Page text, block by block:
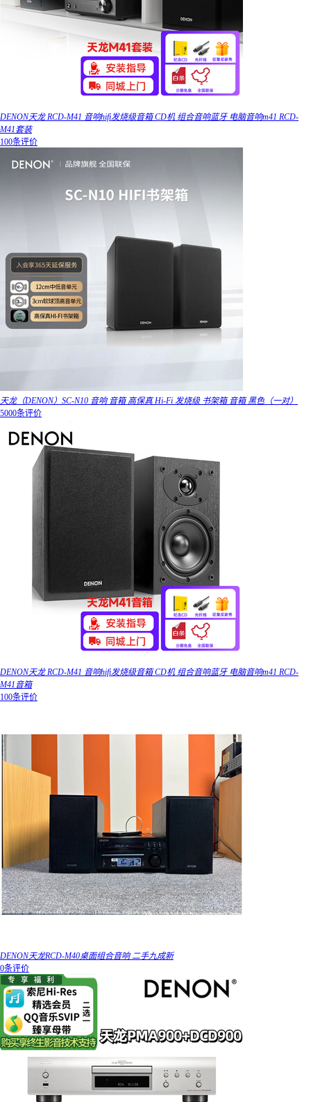
DENON天龙 RCD-M41 音响hifi发烧级音箱 CD机 组合音响蓝牙 电脑音响m41 RCD-
M41套装
100条评价
天龙（DENON）SC-N10 音响 音箱 高保真 Hi-Fi 发烧级 书架箱 音箱 黑色（一对）
5000条评价
DENON天龙 RCD-M41 音响hifi发烧级音箱 CD机 组合音响蓝牙 电脑音响m41 RCD-
M41音箱
100条评价
DENON天龙RCD-M40桌面组合音响 二手九成新
0条评价